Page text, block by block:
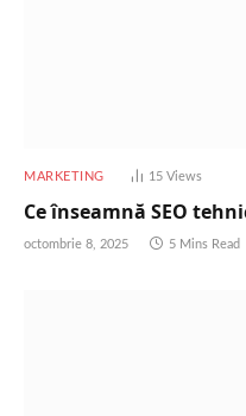
MARKETING 15 Views
Ce înseamnă SEO
octombrie 8, 2025 5 Mins Read